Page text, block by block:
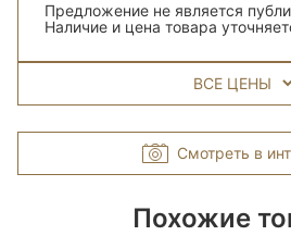
Предложение не является
Наличие и цена товара
ВСЕ ЦЕНЫ
Смотреть в
Похожие